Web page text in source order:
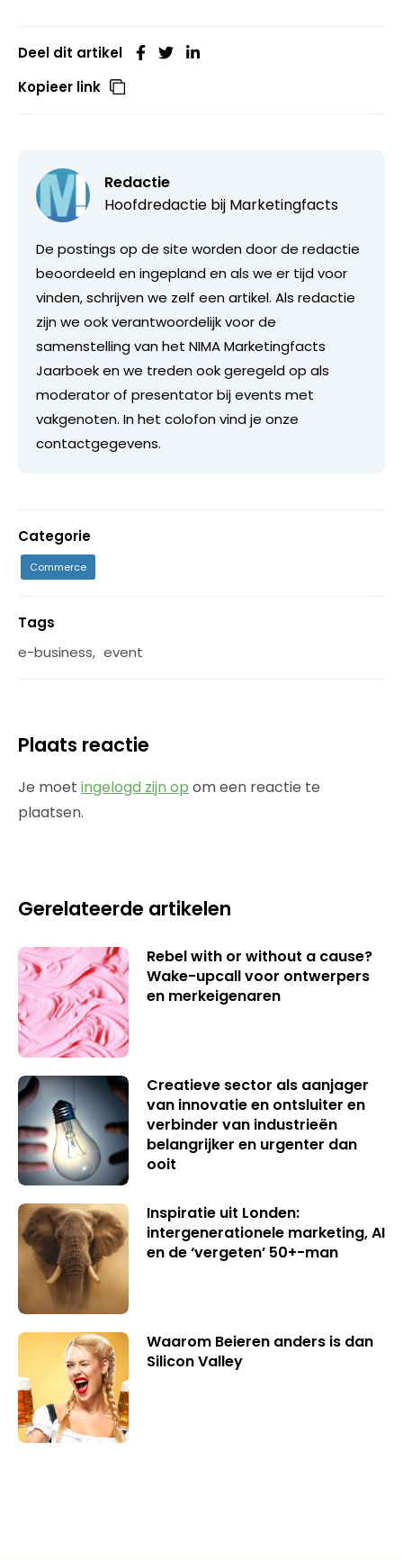
Deel dit artikel
Kopieer link
Redactie
Hoofdredactie bij Marketingfacts
De postings op de site worden door de redactie
beoordeeld en ingepland en als we er tijd voor
vinden, schrijven we zelf een artikel. Als redactie
zijn we ook verantwoordelijk voor de
samenstelling van het NIMA Marketingfacts
Jaarboek en we treden ook geregeld op als
moderator of presentator bij events met
vakgenoten. In het colofon vind je onze
contactgegevens.
Categorie
Commerce
Tags
e-business, event
Plaats reactie
Je moet ingelogd zijn op om een reactie te
plaatsen.
Gerelateerde artikelen
Rebel with or without a cause?
Wake-upcall voor ontwerpers
en merkeigenaren
Creatieve sector als aanjager
van innovatie en ontsluiter en
verbinder van industrieën
belangrijker en urgenter dan
ooit
Inspiratie uit Londen:
intergenerationele marketing, AI
en de ‘vergeten’ 50+-man
Waarom Beieren anders is dan
Silicon Valley